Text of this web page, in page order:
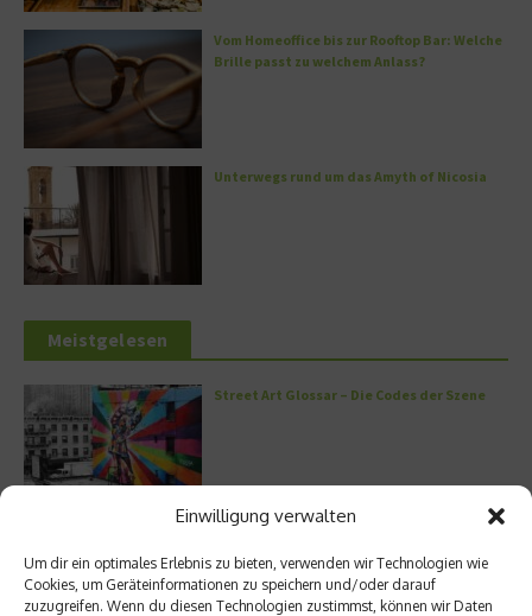
Einwilligung verwalten
Um dir ein optimales Erlebnis zu bieten, verwenden wir Technologien wie
Cookies, um Geräteinformationen zu speichern und/oder darauf
zuzugreifen. Wenn du diesen Technologien zustimmst, können wir Daten
Vom Homeoffice bis zur Rooftop Bar: Welche
Brille passt zu welchem Anlass?
Unterwegs rund um das Amyth of Nicosia
Meistgelesen
Street Art Glossar – Die Codes der Szene
Architektur: Verrückte Häuser